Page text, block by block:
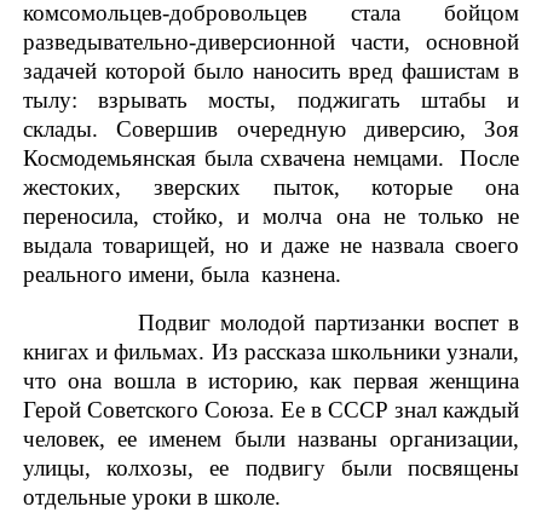
комсомольцев-добровольцев стала бойцом
разведывательно-диверсионной части, основной
задачей которой было наносить вред фашистам в
тылу: взрывать мосты, поджигать штабы и
склады. Совершив очередную диверсию, Зоя
Космодемьянская была схвачена немцами. После
жестоких, зверских пыток, которые она
переносила, стойко, и молча она не только не
выдала товарищей, но и даже не назвала своего
реального имени, была казнена.
Подвиг молодой партизанки воспет в
книгах и фильмах. Из рассказа школьники узнали,
что она вошла в историю, как первая женщина
Герой Советского Союза. Ее в СССР знал каждый
человек, ее именем были названы организации,
улицы, колхозы, ее подвигу были посвящены
отдельные уроки в школе.